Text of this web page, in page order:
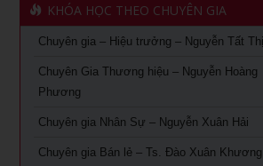
Khoá học Livestream bán hàng chuyên
phẩm
Khóa Học Giám Đốc Toàn Diện tại TPHCM
Khóa Học CEO – Giám Đốc Điều Hành tại
Khóa Học Giám Đốc Tài Chính tại TPHCM
Khóa học Giám Đốc Nhân Sự tại TPHCM
Khoá Học Giám Đốc Kinh Doanh tại
KHÓA HỌC THEO CHUYÊN GIA
Chuyên gia – Hiệu trưởng – Nguyễn Tất
Chuyên Gia Thương hiệu – Nguyễn Hoàng
Phương
Chuyên gia Nhân Sự – Nguyễn Xuân Hải
Chuyên gia Bán lẻ – Ts. Đào Xuân Khương